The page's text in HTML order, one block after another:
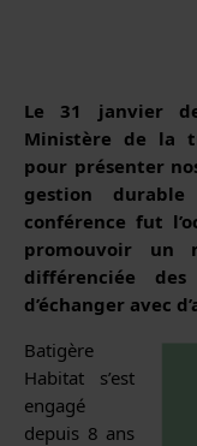
Le 31 janvier
Ministère de la
pour présenter
gestion
conférence fut
promouvoir un
différenciée
d’échanger avec
Batigère
Habitat s’est
engagé
depuis 8 ans